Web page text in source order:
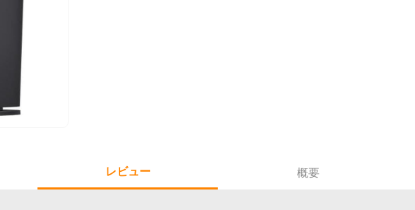
レビュー 概要